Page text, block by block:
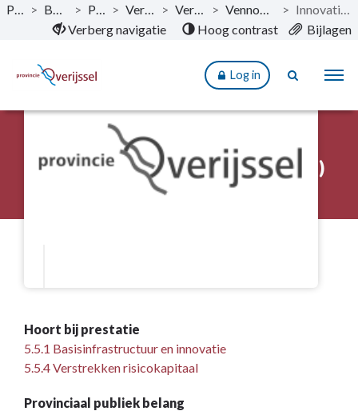
Naar hoofdinhoud
Publicaties > Begroting 2025 > Paragrafen > Verbonden Partijen > Verbonden Partijen > Vennootschappen en coöperaties >
Innovatiefonds Overijssel II (Zwolle)
Verberg navigatie
Hoog contrast Bijlagen
Log in
Innovatiefonds Overijssel II (Zwolle)
Hoort bij prestatie
5.5.1 Basisinfrastructuur en innovatie
5.5.4 Verstrekken risicokapitaal
Provinciaal publiek belang